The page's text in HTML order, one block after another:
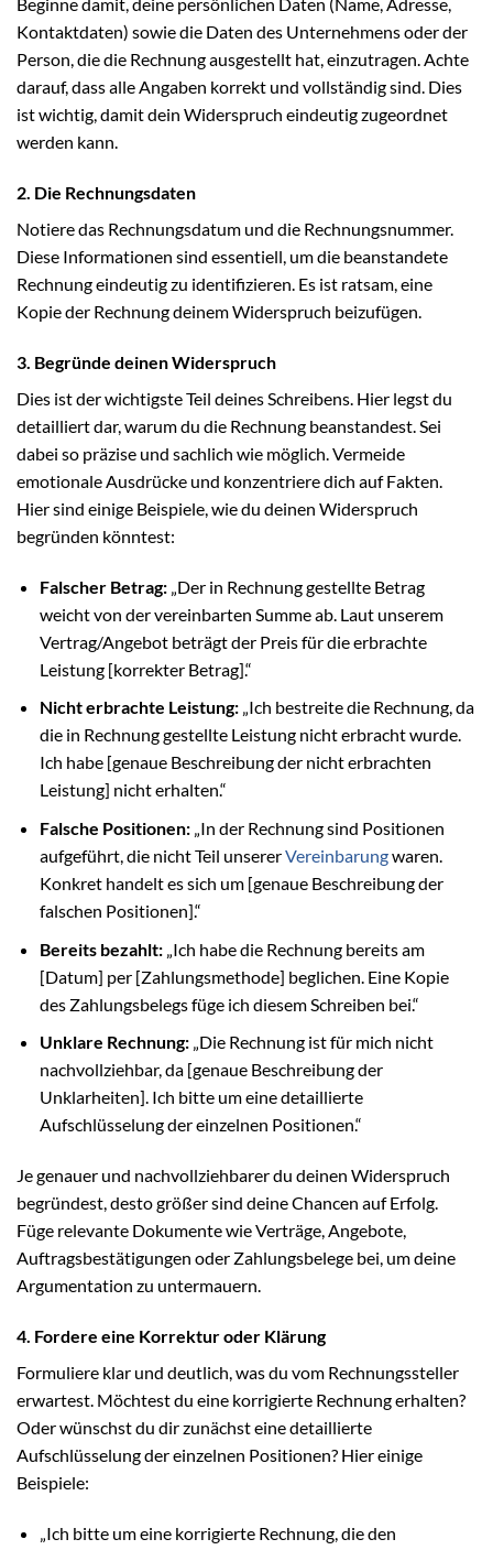
Beginne damit, deine persönlichen Daten (Name, Adresse,
Kontaktdaten) sowie die Daten des Unternehmens oder der
Person, die die Rechnung ausgestellt hat, einzutragen. Achte
darauf, dass alle Angaben korrekt und vollständig sind. Dies
ist wichtig, damit dein Widerspruch eindeutig zugeordnet
werden kann.
2. Die Rechnungsdaten
Notiere das Rechnungsdatum und die Rechnungsnummer.
Diese Informationen sind essentiell, um die beanstandete
Rechnung eindeutig zu identifizieren. Es ist ratsam, eine
Kopie der Rechnung deinem Widerspruch beizufügen.
3. Begründe deinen Widerspruch
Dies ist der wichtigste Teil deines Schreibens. Hier legst du
detailliert dar, warum du die Rechnung beanstandest. Sei
dabei so präzise und sachlich wie möglich. Vermeide
emotionale Ausdrücke und konzentriere dich auf Fakten.
Hier sind einige Beispiele, wie du deinen Widerspruch
begründen könntest:
Falscher Betrag:„Der in Rechnung gestellte Betrag
weicht von der vereinbarten Summe ab. Laut unserem
Vertrag/Angebot beträgt der Preis für die erbrachte
Leistung [korrekter Betrag].“
Nicht erbrachte Leistung:„Ich bestreite die Rechnung, da
die in Rechnung gestellte Leistung nicht erbracht wurde.
Ich habe [genaue Beschreibung der nicht erbrachten
Leistung] nicht erhalten.“
Falsche Positionen:„In der Rechnung sind Positionen
aufgeführt, die nicht Teil unsererVereinbarungwaren.
Konkret handelt es sich um [genaue Beschreibung der
falschen Positionen].“
Bereits bezahlt:„Ich habe die Rechnung bereits am
[Datum] per [Zahlungsmethode] beglichen. Eine Kopie
des Zahlungsbelegs füge ich diesem Schreiben bei.“
Unklare Rechnung:„Die Rechnung ist für mich nicht
nachvollziehbar, da [genaue Beschreibung der
Unklarheiten]. Ich bitte um eine detaillierte
Aufschlüsselung der einzelnen Positionen.“
Je genauer und nachvollziehbarer du deinen Widerspruch
begründest, desto größer sind deine Chancen auf Erfolg.
Füge relevante Dokumente wie Verträge, Angebote,
Auftragsbestätigungen oder Zahlungsbelege bei, um deine
Argumentation zu untermauern.
4. Fordere eine Korrektur oder Klärung
Formuliere klar und deutlich, was du vom Rechnungssteller
erwartest. Möchtest du eine korrigierte Rechnung erhalten?
Oder wünschst du dir zunächst eine detaillierte
Aufschlüsselung der einzelnen Positionen? Hier einige
Beispiele:
„Ich bitte um eine korrigierte Rechnung, die den